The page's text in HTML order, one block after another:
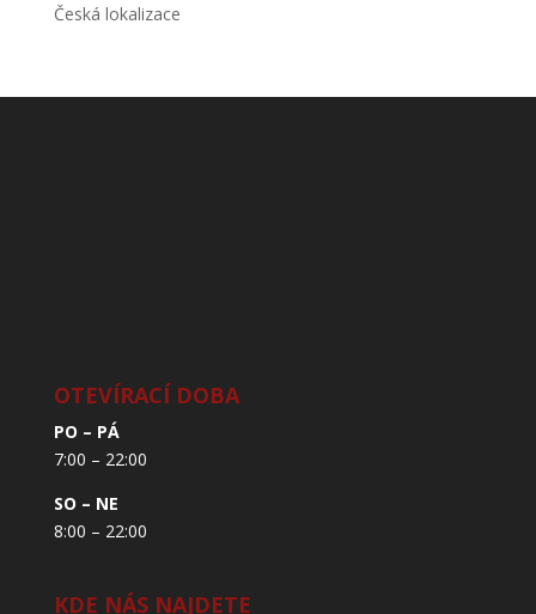
Česká lokalizace
OTEVÍRACÍ DOBA
PO – PÁ
7:00 – 22:00
SO – NE
8:00 – 22:00
KDE NÁS NAJDETE